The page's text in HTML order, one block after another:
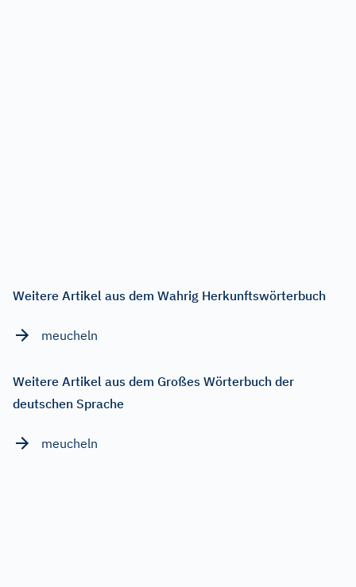
Weitere Artikel aus dem Wahrig Herkunftswörterbuch
meucheln
Weitere Artikel aus dem Großes Wörterbuch der
deutschen Sprache
meucheln